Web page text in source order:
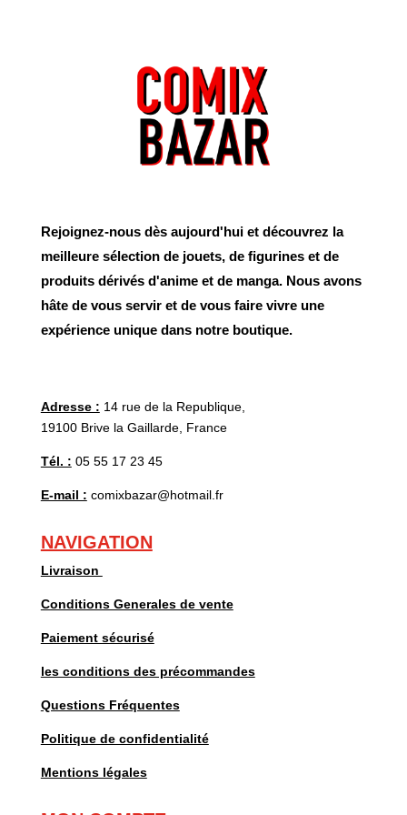
Rejoignez-nous dès aujourd'hui et découvrez la
meilleure sélection de jouets, de figurines et de
produits dérivés d'anime et de manga. Nous avons
hâte de vous servir et de vous faire vivre une
expérience unique dans notre boutique.
Adresse : 14 rue de la Republique,
19100 Brive la Gaillarde, France
Tél. : 05 55 17 23 45
E-mail : comixbazar@hotmail.fr
NAVIGATION
Livraison
Conditions Generales de vente
Paiement sécurisé
les conditions des précommandes
Questions Fréquentes
Politique de confidentialité
Mentions légales